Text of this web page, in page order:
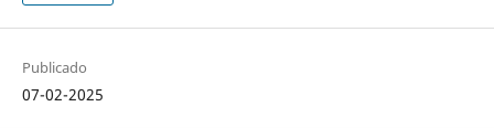
Publicado
07-02-2025